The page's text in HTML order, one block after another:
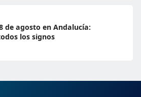
de agosto en Andalucía:
los signos